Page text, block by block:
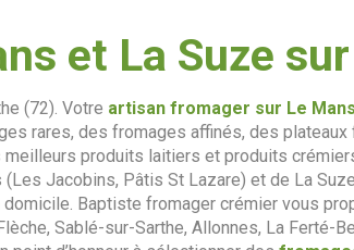
et La Suze
(72). Votre artisan fromager sur Le Mans
rares, des fromages affinés, des
produits laitiers et produits
Jacobins, Pâtis St Lazare) et de La
Baptiste fromager crémier vous
Sablé-sur-Sarthe, Allonnes, La Ferté-